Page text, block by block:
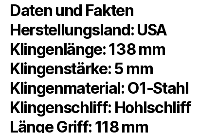
Daten und Fakten
Herstellungsland: USA
Klingenlänge: 138 mm
Klingenstärke: 5 mm
Klingenmaterial: O1-Stahl
Klingenschliff: Hohlschliff
Länge Griff: 118 mm